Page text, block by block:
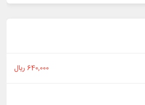
640,000 ریال